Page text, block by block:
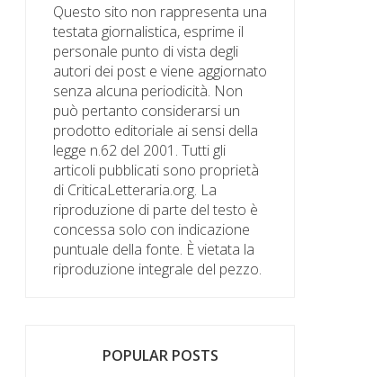
Questo sito non rappresenta una
testata giornalistica, esprime il
personale punto di vista degli
autori dei post e viene aggiornato
senza alcuna periodicità. Non
può pertanto considerarsi un
prodotto editoriale ai sensi della
legge n.62 del 2001. Tutti gli
articoli pubblicati sono proprietà
di CriticaLetteraria.org. La
riproduzione di parte del testo è
concessa solo con indicazione
puntuale della fonte. È vietata la
riproduzione integrale del pezzo.
POPULAR POSTS